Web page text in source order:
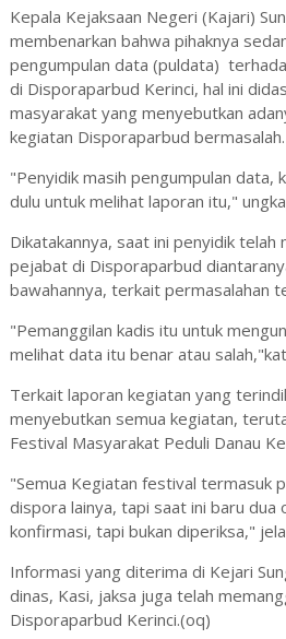
Kepala Kejaksaan Negeri (Kajari)
membenarkan bahwa pihaknya
pengumpulan data (puldata)
di Disporaparbud Kerinci, hal ini
masyarakat yang menyebutkan
kegiatan Disporaparbud bermasalah.
"Penyidik masih pengumpulan data,
dulu untuk melihat laporan itu,"
Dikatakannya, saat ini penyidik
pejabat di Disporaparbud
bawahannya, terkait permasalahan
"Pemanggilan kadis itu untuk
melihat data itu benar atau
Terkait laporan kegiatan yang
menyebutkan semua kegiatan,
Festival Masyarakat Peduli Danau
"Semua Kegiatan festival termasuk
dispora lainya, tapi saat ini baru dua
konfirmasi, tapi bukan diperiksa,"
Informasi yang diterima di Kejari
dinas, Kasi, jaksa juga telah
Disporaparbud Kerinci.(oq)